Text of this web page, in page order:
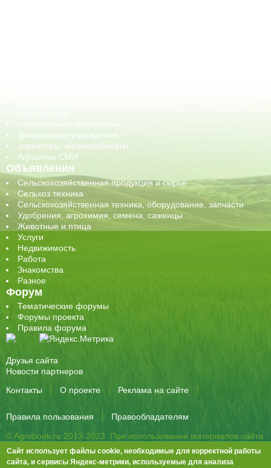
строительные материалы
финансовые учреждения
элеваторы, мелькомбинаты
Аграрные СМИ
Объявления
Сельскохозяйственная продукция и сырье
Сельхоз техника
Сельскохозяйственная техника, оборудование, запчасти
Удобрения, агрохимия, семена, саженцы
Животные и птица
Услуги
Недвижимость
Работа
Знакомства
Разное
Форум
Тематические форумы
Форумы проекта
Правила форума
Друзья сайта
Новости партнеров
Контакты
О проекте Реклама на сайте
Правила пользования
Правообладателям
© Agrobook.ru 2013-2023. При использовании материалов сайта
активная ссылка на публикацию обязательна.
344000, Ростов-на-Дону, ул. Города Волос, д.6, 8 этаж, офис 803
Сайт использует файлы cookie, необходимые для корректной работы
сайта, и сервисы Яндекс-метрики, используемые для анализа